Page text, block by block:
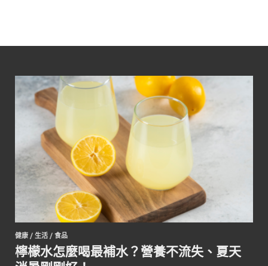
健康 / 生活 / 食品
檸檬水怎麼喝最補水？營養不流失、夏天